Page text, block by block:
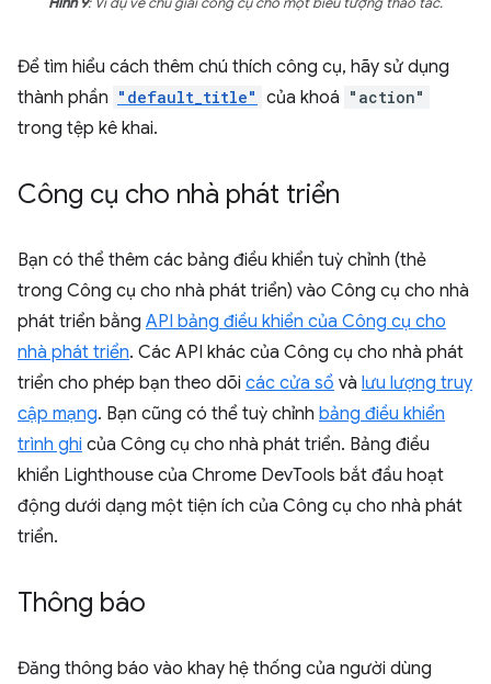
Hình 9: Ví dụ về chú giải công cụ cho một biểu tượng thao tác.
Để tìm hiểu cách thêm chú thích công cụ, hãy sử dụng
thành phần "default_title" của khoá "action"
trong tệp kê khai.
Công cụ cho nhà phát triển
Bạn có thể thêm các bảng điều khiển tuỳ chỉnh (thẻ
trong Công cụ cho nhà phát triển) vào Công cụ cho nhà
phát triển bằng API bảng điều khiển của Công cụ cho
nhà phát triển. Các API khác của Công cụ cho nhà phát
triển cho phép bạn theo dõi các cửa sổ và lưu lượng truy
cập mạng. Bạn cũng có thể tuỳ chỉnh bảng điều khiển
trình ghi của Công cụ cho nhà phát triển. Bảng điều
khiển Lighthouse của Chrome DevTools bắt đầu hoạt
động dưới dạng một tiện ích của Công cụ cho nhà phát
triển.
Thông báo
Đăng thông báo vào khay hệ thống của người dùng